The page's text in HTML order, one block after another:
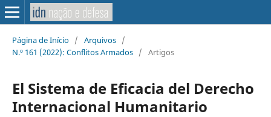
Página de Início / Arquivos /
N.º 161 (2022): Conflitos Armados / Artigos
El Sistema de Eficacia del Derecho
Internacional Humanitario